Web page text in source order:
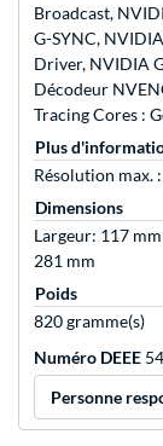
Broadcast,
G-SYNC,
Driver, NVIDIA
Décodeur
Tracing Cores :
Plus
Résolution max.
Dimensions
Largeur: 117
281 mm
Poids
820 gramme(s)
Numéro DEEE
Personne